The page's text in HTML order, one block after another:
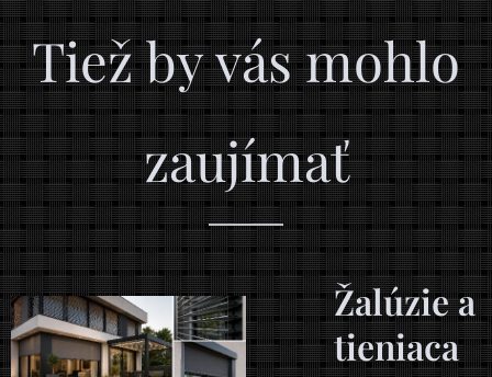
Tiež by vás mohlo
zaujímať
Žalúzie a
tieniaca